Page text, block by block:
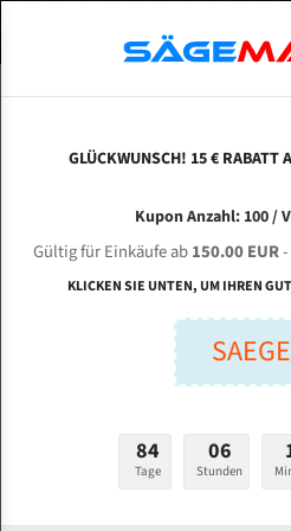
ZHEJIANG HENUO
für 4410 mm Bi-
Länge
Stärken +
ABOUTS
ENGLISH
Bi-Metall Meterware
Fleischerei Bandsägeblätter
Bandmesser Glatt Meterware
Konvex Meterware
GLÜCKWUNSCH! 15 € RABATT
Kupon Anzahl: 100 /
Gültig für Einkäufe ab150.00 EUR-
KLICKEN SIE UNTEN, UM IHREN
84
Tage
06
Stunden